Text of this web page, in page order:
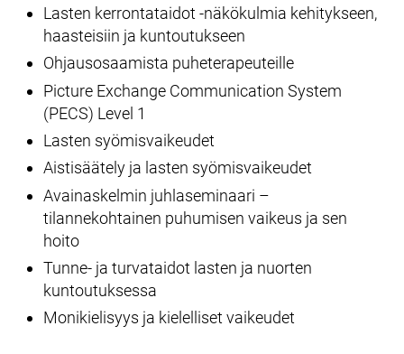
Lasten kerrontataidot -näkökulmia kehitykseen,
haasteisiin ja kuntoutukseen
Ohjausosaamista puheterapeuteille
Picture Exchange Communication System
(PECS) Level 1
Lasten syömisvaikeudet
Aistisäätely ja lasten syömisvaikeudet
Avainaskelmin juhlaseminaari –
tilannekohtainen puhumisen vaikeus ja sen
hoito
Tunne- ja turvataidot lasten ja nuorten
kuntoutuksessa
Monikielisyys ja kielelliset vaikeudet